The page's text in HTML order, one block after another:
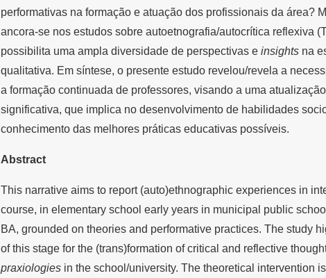
performativas na formação e atuação dos profissionais da área?
ancora-se nos estudos sobre autoetnografia/autocrítica reflexiva
possibilita uma ampla diversidade de perspectivas e insights na
qualitativa. Em síntese, o presente estudo revelou/revela a
a formação continuada de professores, visando a uma
significativa, que implica no desenvolvimento de habilidades
conhecimento das melhores práticas educativas possíveis.
Abstract
This narrative aims to report (auto)ethnographic experiences in
course, in elementary school early years in municipal public
BA, grounded on theories and performative practices. The study
of this stage for the (trans)formation of critical and reflective
praxiologies in the school/university. The theoretical intervention